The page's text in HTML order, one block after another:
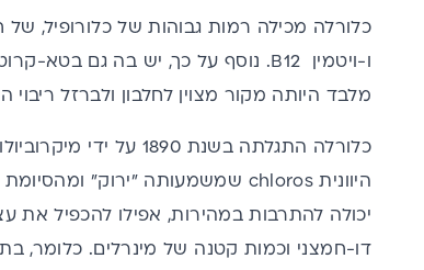
כלורלה מכילה רמות גבוהות של כלורופיל, של
ו-ויטמין B12 . נוסף על כך, יש בה גם בטא-קרוטן, 19 סוגים
מלבד היותה מקור מצוין לחלבון ולברזל
כלורלה התגלתה בשנת
יכולה להתרבות במהירות, אפילו להכפיל
דו-חמצני וכמות קטנה של מינרלים. כלומר,